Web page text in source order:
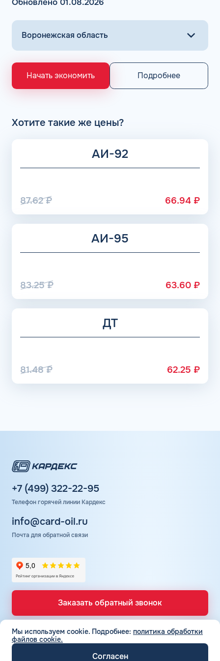
горючего на проверенных АЗС осуществляется всего в
Основными поставщиками для АЗС Flash являются
выпускающие лучшее топливо в стране экологического
класса Евро 5: ООО «Газпром добыча Астрахань» ПАО
«Газпром», Рязанский НПЗ, Саратовский НПЗ, Уфимский
НПЗ группы Роснефть. АЗС Flash и АГЗС компании
Обновлено 01.08.2026
Начать экономить Подробнее
Хотите такие же цены?
АИ-92
87.62₽ 66.94 ₽
АИ-95
83.25₽ 63.60 ₽
ДТ
81.48₽ 62.25 ₽
+7 (499) 322-22-95
Телефон горячей линии Кардекс
info@card-oil.ru
Почта для обратной связи
Заказать обратный звонок
ТОПЛИВНЫЕ КАРТЫ
Мы используем cookie. Подробнее: политика обработки
файлов cookie.
Согласен